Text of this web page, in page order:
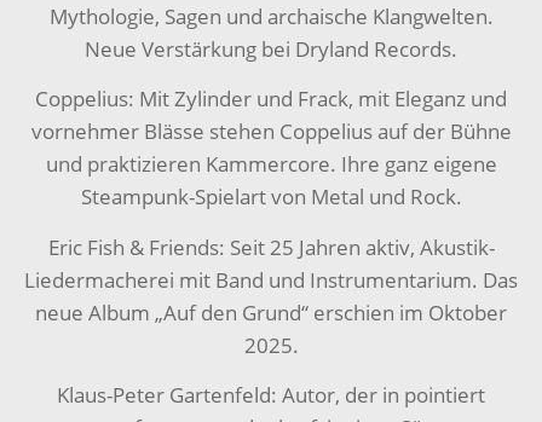
Mythologie, Sagen und archaische Klangwelten.
Neue Verstärkung bei Dryland Records.
Coppelius: Mit Zylinder und Frack, mit Eleganz und
vornehmer Blässe stehen Coppelius auf der Bühne
und praktizieren Kammercore. Ihre ganz eigene
Steampunk-Spielart von Metal und Rock.
Eric Fish & Friends: Seit 25 Jahren aktiv, Akustik-
Liedermacherei mit Band und Instrumentarium. Das
neue Album „Auf den Grund“ erschien im Oktober
2025.
Klaus-Peter Gartenfeld: Autor, der in pointiert